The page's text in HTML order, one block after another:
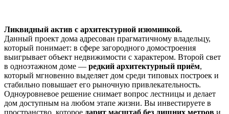
Ликвидный актив с архитектурной изюминкой.
Данный проект дома адресован прагматичному владельцу,
который понимает: в сфере загородного домостроения
выигрывает объект недвижимости с характером. Второй свет
в одноэтажном доме — редкий архитектурный приём,
который мгновенно выделяет дом среди типовых построек и
стабильно повышает его рыночную привлекательность.
Одноуровневое решение снимает вопрос лестницы и делает
дом доступным на любом этапе жизни. Вы инвестируете в